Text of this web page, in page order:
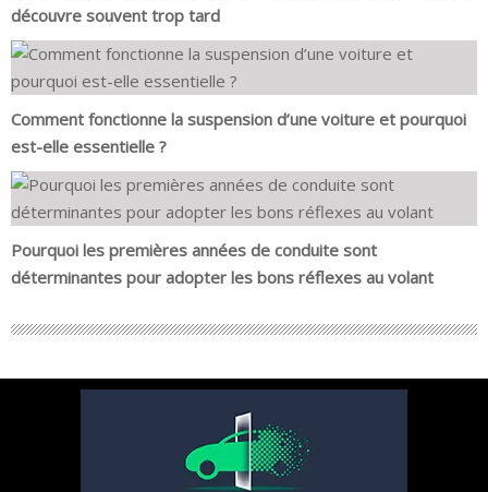
découvre souvent trop tard
Comment fonctionne la suspension d’une voiture et pourquoi
est-elle essentielle ?
Pourquoi les premières années de conduite sont
déterminantes pour adopter les bons réflexes au volant